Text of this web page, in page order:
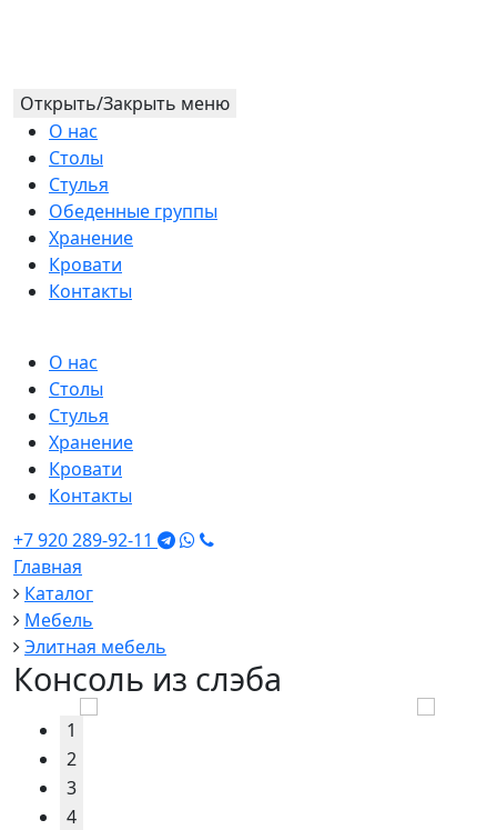
Открыть/Закрыть меню
О нас
Столы
Стулья
Обеденные группы
Хранение
Кровати
Контакты
О нас
Столы
Стулья
Хранение
Кровати
Контакты
+7 920 289-92-11
Главная
Каталог
Мебель
Элитная мебель
Консоль из слэба
1
2
3
4